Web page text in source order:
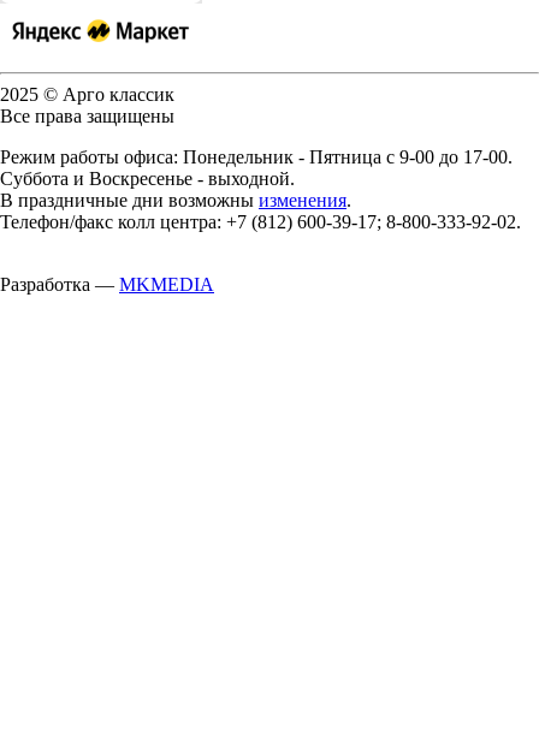
2025 © Арго классик
Все права защищены
Режим работы офиса: Понедельник - Пятница с 9-00 до 17-00.
Суббота и Воскресенье - выходной.
В праздничные дни возможны изменения.
Телефон/факс колл центра: +7 (812) 600-39-17; 8-800-333-92-02.
Разработка — MKMEDIA